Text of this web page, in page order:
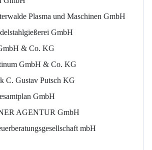
Plasma und Maschinen GmbH
GmbH
& Co. KG
GmbH & Co. KG
C. Gustav Putsch KG
GmbH
AGENTUR GmbH
mbH